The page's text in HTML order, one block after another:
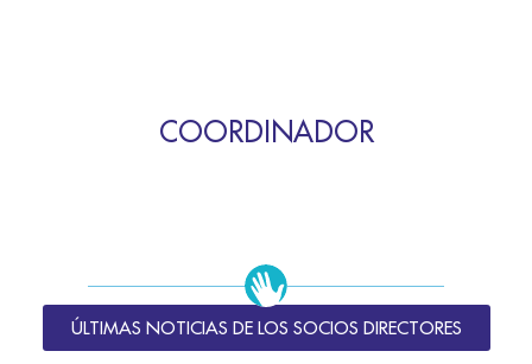
COORDINADOR
ÚLTIMAS NOTICIAS DE LOS SOCIOS DIRECTORES